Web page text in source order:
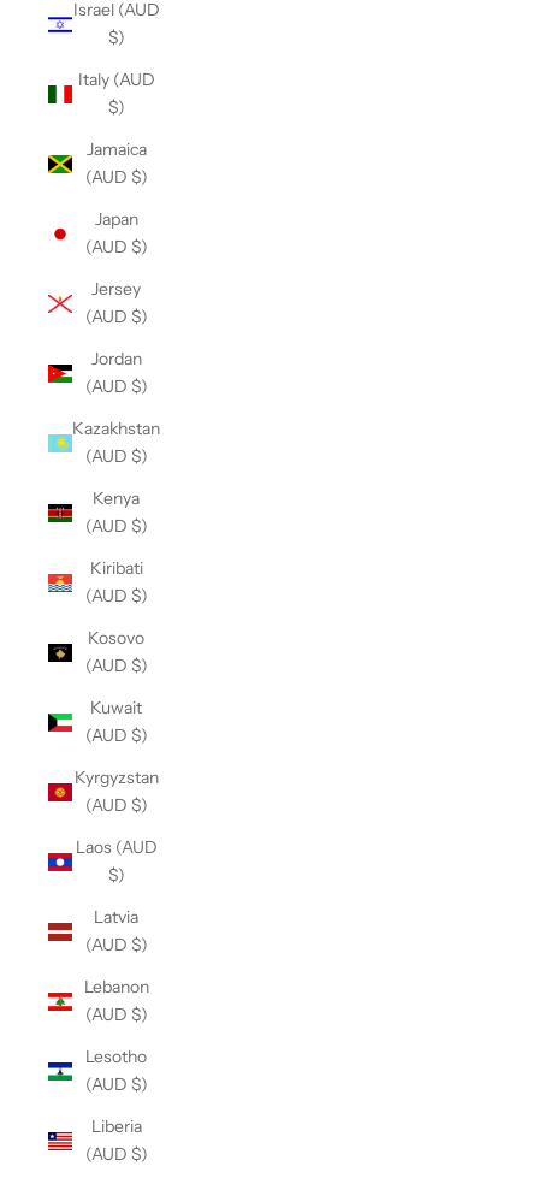
Israel (AUD
$)
Italy (AUD
$)
Jamaica
(AUD $)
Japan
(AUD $)
Jersey
(AUD $)
Jordan
(AUD $)
Kazakhstan
(AUD $)
Kenya
(AUD $)
Kiribati
(AUD $)
Kosovo
(AUD $)
Kuwait
(AUD $)
Kyrgyzstan
(AUD $)
Laos (AUD
$)
Latvia
(AUD $)
Lebanon
(AUD $)
Lesotho
(AUD $)
Liberia
(AUD $)